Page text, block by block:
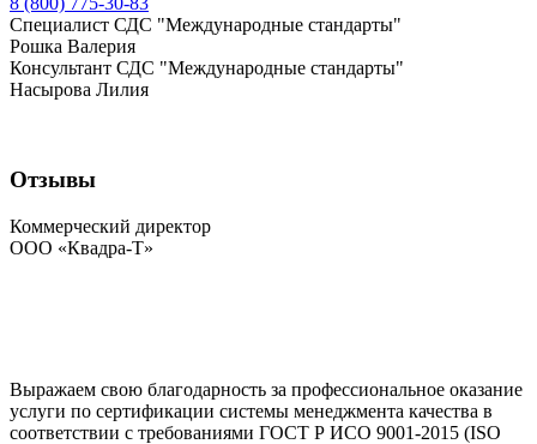
Специалист СДС "Международные стандарты"
Рошка Валерия
Консультант СДС "Международные стандарты"
Насырова Лилия
Отзывы
Коммерческий директор
ООО «Квадра-Т»
Выражаем свою благодарность за профессиональное оказание
услуги по сертификации системы менеджмента качества в
соответствии с требованиями ГОСТ Р ИСО 9001-2015 (ISO